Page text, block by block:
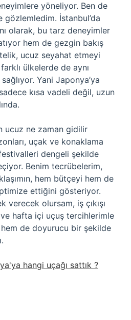
yöneliyor. Ben de
gözlemledim. İstanbul’da
olarak, bu tarz deneyimler
hem de gezgin bakış
ucuz seyahat etmeyi
ülkelerde de aynı
Yani Japonya’ya
kısa vadeli değil, uzun
ucuz ne zaman gidilir
uçak ve konaklama
festivalleri dengeli şekilde
Benim tecrübelerim,
hem bütçeyi hem de
ettiğini gösteriyor.
verecek olursam, iş çıkışı
ve hafta içi uçuş tercihlerimle
hem de doyurucu bir şekilde
hangi uçağı sattık ?